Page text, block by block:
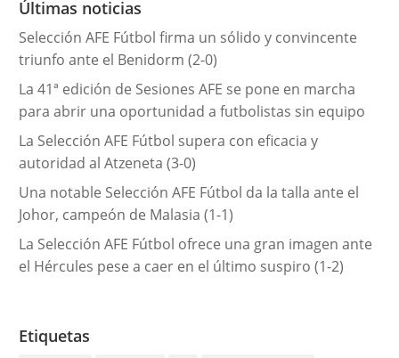
a
s
Últimas noticias
Selección AFE Fútbol firma un sólido y convincente
triunfo ante el Benidorm (2-0)
La 41ª edición de Sesiones AFE se pone en marcha
para abrir una oportunidad a futbolistas sin equipo
La Selección AFE Fútbol supera con eficacia y
autoridad al Atzeneta (3-0)
Una notable Selección AFE Fútbol da la talla ante el
Johor, campeón de Malasia (1-1)
La Selección AFE Fútbol ofrece una gran imagen ante
el Hércules pese a caer en el último suspiro (1-2)
Etiquetas